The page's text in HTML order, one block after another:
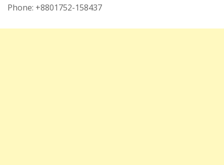
Phone: +8801752-158437